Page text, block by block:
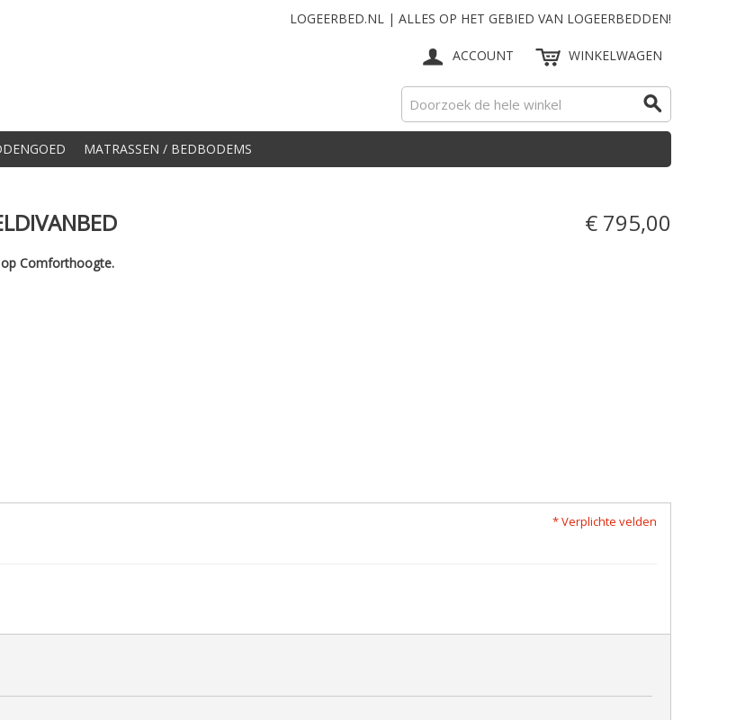
LOGEERBED.NL | ALLES OP HET GEBIED VAN LOGEERBEDDEN!
ACCOUNT WINKELWAGEN
MATRASSEN / BEDBODEMS
€ 795,00
Comforthoogte.
* Verplichte velden